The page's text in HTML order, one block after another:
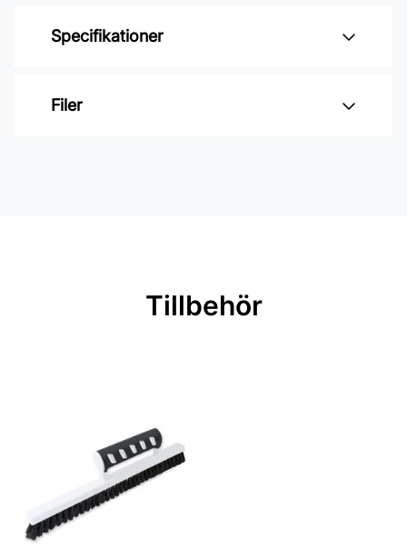
Specifikationer
Varumärke: Midbec Tapeter
Leverantörens artikelnummer:
25931
Filer
Tillbehör